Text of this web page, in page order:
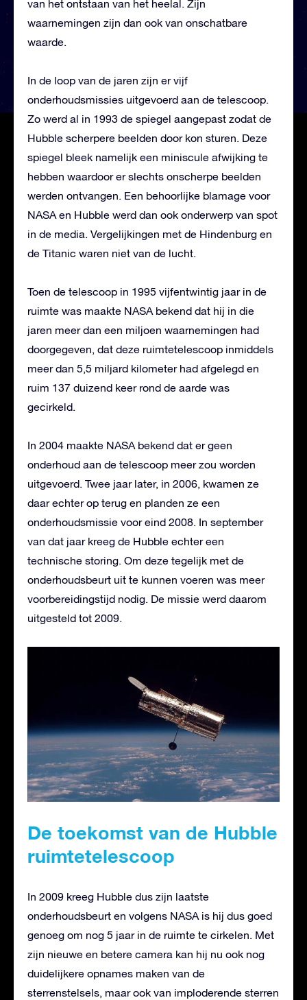
van het ontstaan van het heelal. Zijn
waarnemingen zijn dan ook van onschatbare
waarde.
In de loop van de jaren zijn er vijf
onderhoudsmissies uitgevoerd aan de telescoop.
Zo werd al in 1993 de spiegel aangepast zodat de
Hubble scherpere beelden door kon sturen. Deze
spiegel bleek namelijk een miniscule afwijking te
hebben waardoor er slechts onscherpe beelden
werden ontvangen. Een behoorlijke blamage voor
NASA en Hubble werd dan ook onderwerp van spot
in de media. Vergelijkingen met de Hindenburg en
de Titanic waren niet van de lucht.
Toen de telescoop in 1995 vijfentwintig jaar in de
ruimte was maakte NASA bekend dat hij in die
jaren meer dan een miljoen waarnemingen had
doorgegeven, dat deze ruimtetelescoop inmiddels
meer dan 5,5 miljard kilometer had afgelegd en
ruim 137 duizend keer rond de aarde was
gecirkeld.
In 2004 maakte NASA bekend dat er geen
onderhoud aan de telescoop meer zou worden
uitgevoerd. Twee jaar later, in 2006, kwamen ze
daar echter op terug en planden ze een
onderhoudsmissie voor eind 2008. In september
van dat jaar kreeg de Hubble echter een
technische storing. Om deze tegelijk met de
onderhoudsbeurt uit te kunnen voeren was meer
voorbereidingstijd nodig. De missie werd daarom
uitgesteld tot 2009.
De toekomst van de Hubble
ruimtetelescoop
In 2009 kreeg Hubble dus zijn laatste
onderhoudsbeurt en volgens NASA is hij dus goed
genoeg om nog 5 jaar in de ruimte te cirkelen. Met
zijn nieuwe en betere camera kan hij nu ook nog
duidelijkere opnames maken van de
sterrenstelsels, maar ook van imploderende sterren